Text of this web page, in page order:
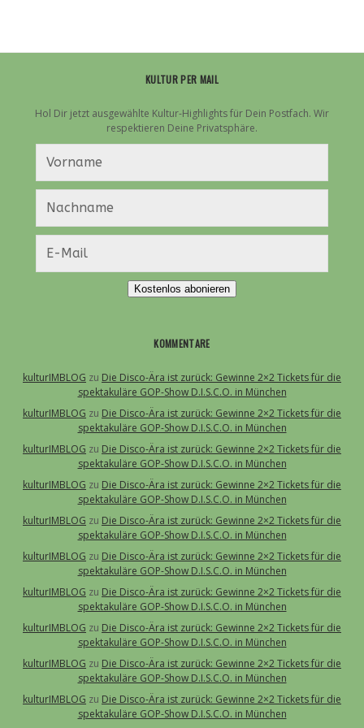
KULTUR PER MAIL
Hol Dir jetzt ausgewählte Kultur-Highlights für Dein Postfach. Wir
respektieren Deine Privatsphäre.
Kostenlos abonieren
KOMMENTARE
kulturIMBLOG zu Die Disco-Ära ist zurück: Gewinne 2×2 Tickets für die
spektakuläre GOP-Show D.I.S.C.O. in München
kulturIMBLOG zu Die Disco-Ära ist zurück: Gewinne 2×2 Tickets für die
spektakuläre GOP-Show D.I.S.C.O. in München
kulturIMBLOG zu Die Disco-Ära ist zurück: Gewinne 2×2 Tickets für die
spektakuläre GOP-Show D.I.S.C.O. in München
kulturIMBLOG zu Die Disco-Ära ist zurück: Gewinne 2×2 Tickets für die
spektakuläre GOP-Show D.I.S.C.O. in München
kulturIMBLOG zu Die Disco-Ära ist zurück: Gewinne 2×2 Tickets für die
spektakuläre GOP-Show D.I.S.C.O. in München
kulturIMBLOG zu Die Disco-Ära ist zurück: Gewinne 2×2 Tickets für die
spektakuläre GOP-Show D.I.S.C.O. in München
kulturIMBLOG zu Die Disco-Ära ist zurück: Gewinne 2×2 Tickets für die
spektakuläre GOP-Show D.I.S.C.O. in München
kulturIMBLOG zu Die Disco-Ära ist zurück: Gewinne 2×2 Tickets für die
spektakuläre GOP-Show D.I.S.C.O. in München
kulturIMBLOG zu Die Disco-Ära ist zurück: Gewinne 2×2 Tickets für die
spektakuläre GOP-Show D.I.S.C.O. in München
kulturIMBLOG zu Die Disco-Ära ist zurück: Gewinne 2×2 Tickets für die
spektakuläre GOP-Show D.I.S.C.O. in München